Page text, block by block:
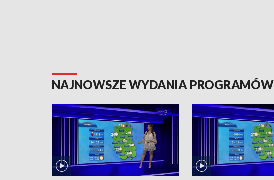
NAJNOWSZE WYDANIA PROGRAMÓW